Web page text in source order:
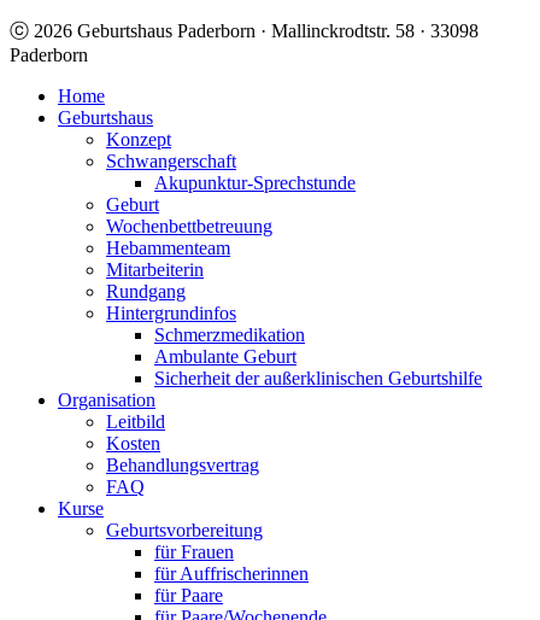
ⓒ 2026 Geburtshaus Paderborn · Mallinckrodtstr. 58 · 33098
Paderborn
Home
Geburtshaus
Konzept
Schwangerschaft
Akupunktur-Sprechstunde
Geburt
Wochenbettbetreuung
Hebammenteam
Mitarbeiterin
Rundgang
Hintergrundinfos
Schmerzmedikation
Ambulante Geburt
Sicherheit der außerklinischen Geburtshilfe
Organisation
Leitbild
Kosten
Behandlungsvertrag
FAQ
Kurse
Geburtsvorbereitung
für Frauen
für Auffrischerinnen
für Paare